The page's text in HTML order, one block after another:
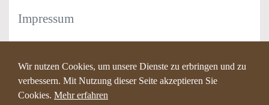
Impressum
Wir nutzen Cookies, um unsere Dienste zu erbringen und zu
verbessern. Mit Nutzung dieser Seite akzeptieren Sie
Cookies. Mehr erfahren